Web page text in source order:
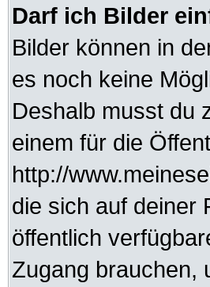
Darf ich Bilder
Bilder können in
es noch keine
Deshalb musst du
einem für die
http://
die sich auf deiner
öffentlich
Zugang brauchen,